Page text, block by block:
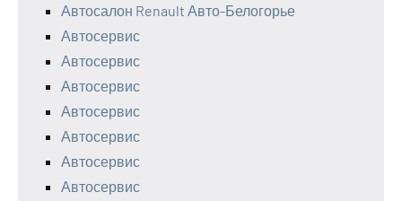
Автосалон Renault Авто-Белогорье
Автосервис
Автосервис
Автосервис
Автосервис
Автосервис
Автосервис
Автосервис